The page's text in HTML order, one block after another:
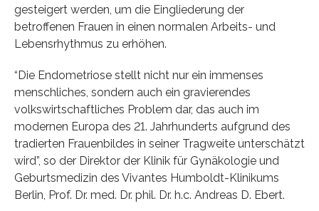
gesteigert werden, um die Eingliederung der
betroffenen Frauen in einen normalen Arbeits- und
Lebensrhythmus zu erhöhen.
“Die Endometriose stellt nicht nur ein immenses
menschliches, sondern auch ein gravierendes
volkswirtschaftliches Problem dar, das auch im
modernen Europa des 21. Jahrhunderts aufgrund des
tradierten Frauenbildes in seiner Tragweite unterschätzt
wird”, so der Direktor der Klinik für Gynäkologie und
Geburtsmedizin des Vivantes Humboldt-Klinikums
Berlin, Prof. Dr. med. Dr. phil. Dr. h.c. Andreas D. Ebert.